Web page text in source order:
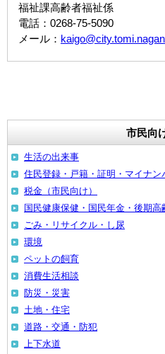
福祉課高齢者福祉係
電話：0268-75-5090
メール：
市民向
生活の出来事
住民登録・戸籍・証明・マイナン
税金（市民向け）
国民健康保健・国民年金・後期高
ごみ・リサイクル・し尿
環境
ペットの飼育
消費生活相談
防災・災害
土地・住宅
道路・交通・防犯
上下水道